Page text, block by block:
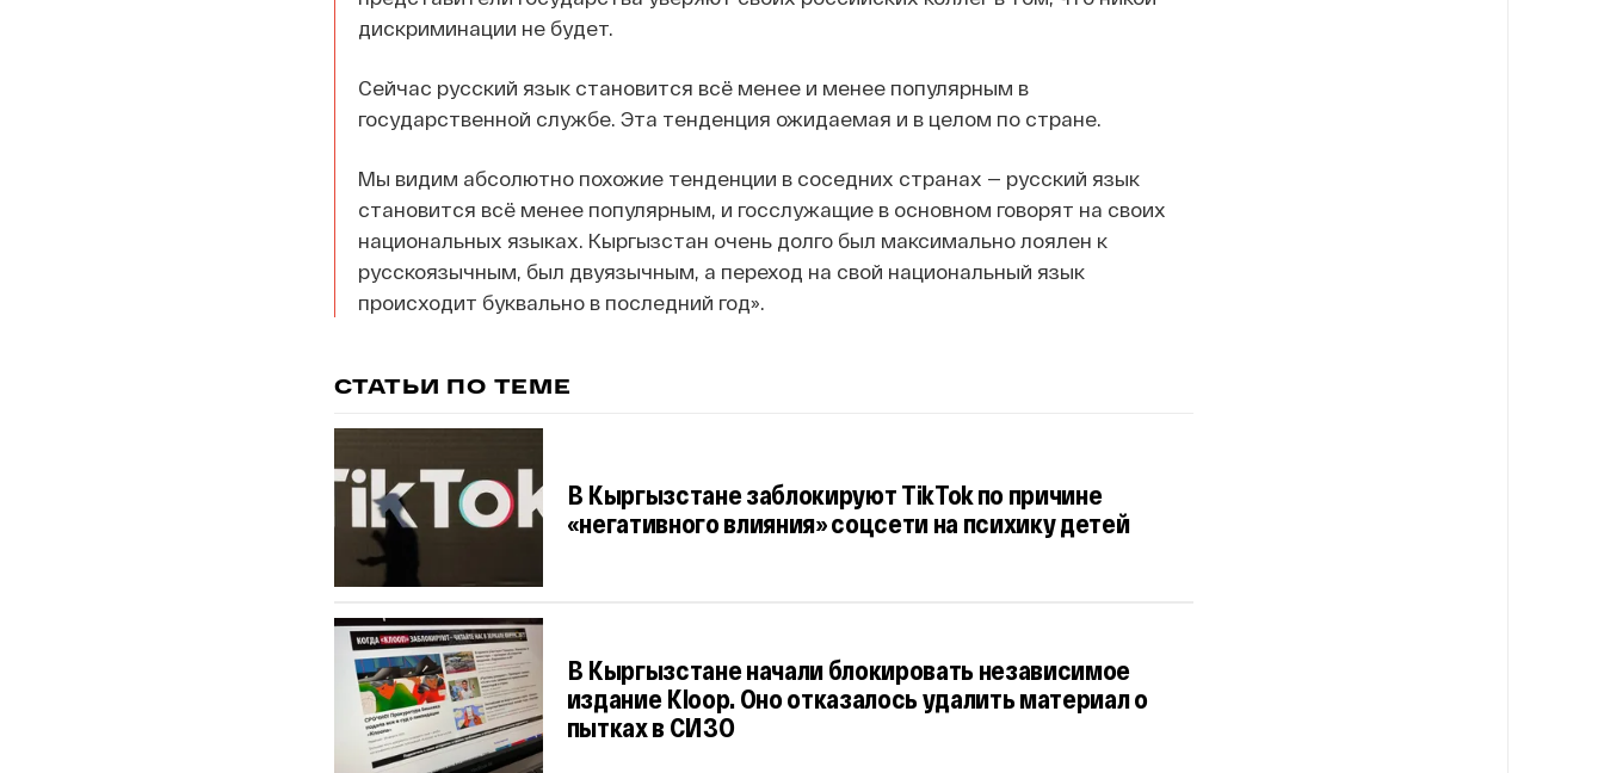
дискриминации не будет.
Сейчас русский язык становится всё менее и менее популярным в
государственной службе. Эта тенденция ожидаемая и в целом по стране.
Мы видим абсолютно похожие тенденции в соседних странах — русский язык
становится всё менее популярным, и госслужащие в основном говорят на своих
национальных языках. Кыргызстан очень долго был максимально лоялен к
русскоязычным, был двуязычным, а переход на свой национальный язык
происходит буквально в последний год».
СТАТЬИ ПО ТЕМЕ
В Кыргызстане заблокируют TikTok по причине
«негативного влияния» соцсети на психику детей
В Кыргызстане начали блокировать независимое
издание Kloop. Оно отказалось удалить материал о
пытках в СИЗО